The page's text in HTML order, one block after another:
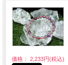
価格： 2,233円(税込)